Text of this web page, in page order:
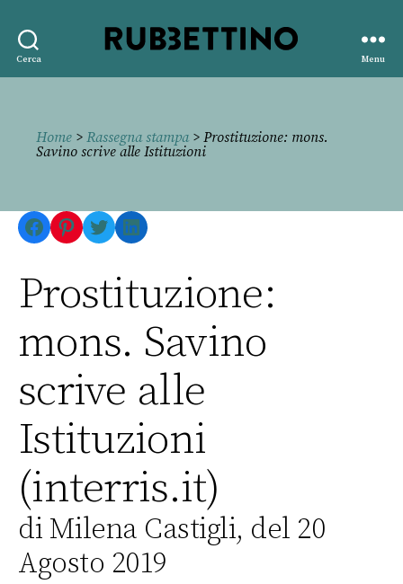
Cerca
editore
Menu
Home > Rassegna stampa> Prostituzione: mons.
Savino scrive alle Istituzioni
Facebook
Pinterest
TwitterLinkedIn
Prostituzione:
mons. Savino
scrive alle
Istituzioni
(interris.it)
di Milena Castigli, del 20
Agosto 2019